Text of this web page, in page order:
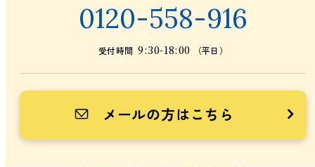
0120-558-916
受付時間 9:30-18:00 （平日）
メールの方はこちら